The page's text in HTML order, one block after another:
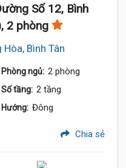
Số 12, Bình
2 phòng
Bình Tân
Phòng ngủ: 2 phòng
Số tầng: 2 tầng
Hướng: Đông
Chia sẻ